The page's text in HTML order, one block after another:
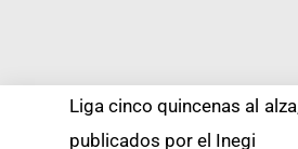
Liga cinco quincenas al
publicados por el Inegi